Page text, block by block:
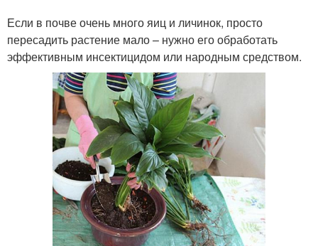
Если в почве очень много яиц и личинок, просто
пересадить растение мало – нужно его обработать
эффективным инсектицидом или народным средством.